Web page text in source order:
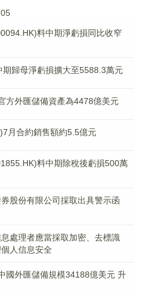
料中期淨虧損同比收窄
歸母淨虧損擴大至5588.3萬元
方外匯儲備資產為4478億美元
月合約銷售額約5.5億元
料中期除稅後虧損500萬
股份有限公司採取出具警示函
處理者應當採取加密、去標識
人信息安全
國外匯儲備規模34188億美元 升